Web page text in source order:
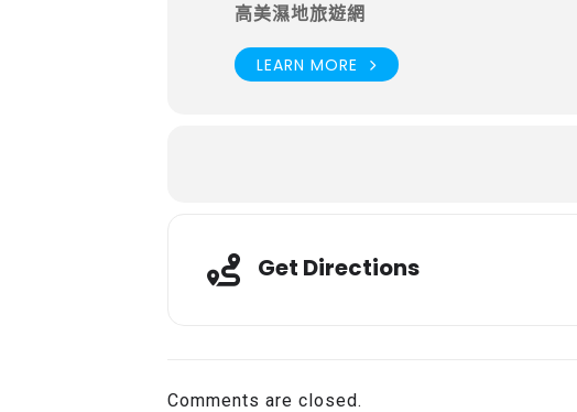
高美濕地旅遊網
LEARN MORE
Get Directions
Comments are closed.